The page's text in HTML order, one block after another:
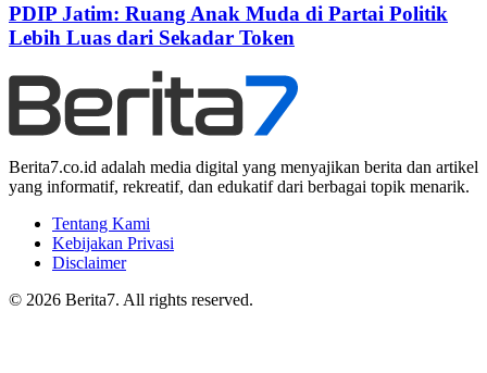
PDIP Jatim: Ruang Anak Muda di Partai Politik
Lebih Luas dari Sekadar Token
Berita7.co.id adalah media digital yang menyajikan berita dan artikel
yang informatif, rekreatif, dan edukatif dari berbagai topik menarik.
Tentang Kami
Kebijakan Privasi
Disclaimer
© 2026 Berita7. All rights reserved.